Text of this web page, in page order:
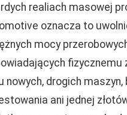
realiach masowej
oznacza to
mocy
fizycznemu
nowych, drogich maszyn,
ani jednej